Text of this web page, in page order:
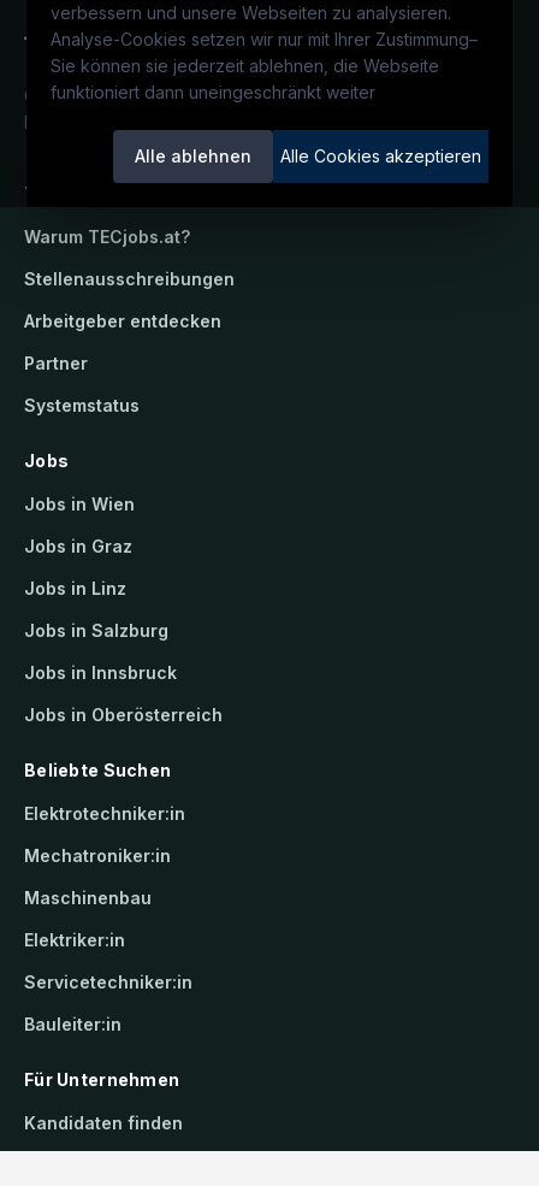
verbessern und unsere Webseiten zu analysieren.
Analyse-Cookies setzen wir nur mit Ihrer Zustimmung–
Sie können sie jederzeit ablehnen, die Webseite
funktioniert dann uneingeschränkt weiter
Alle ablehnen Alle Cookies akzeptieren
Österreichs technisches Karriereportal.
Ein Service der candidatis GmbH.
TECjobs.at
Warum TECjobs.at?
Stellenausschreibungen
Arbeitgeber entdecken
Partner
Systemstatus
Jobs
Jobs in Wien
Jobs in Graz
Jobs in Linz
Jobs in Salzburg
Jobs in Innsbruck
Jobs in Oberösterreich
Beliebte Suchen
Elektrotechniker:in
Mechatroniker:in
Maschinenbau
Elektriker:in
Servicetechniker:in
Bauleiter:in
Für Unternehmen
Kandidaten finden